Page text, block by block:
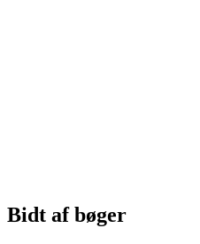
Bidt af bøger